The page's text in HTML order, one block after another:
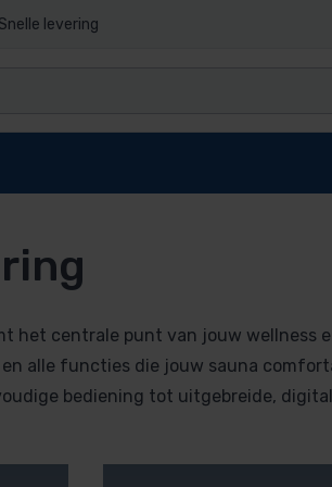
Snelle levering
het centrale punt van jouw wellness
alle functies die jouw sauna
bediening tot uitgebreide,